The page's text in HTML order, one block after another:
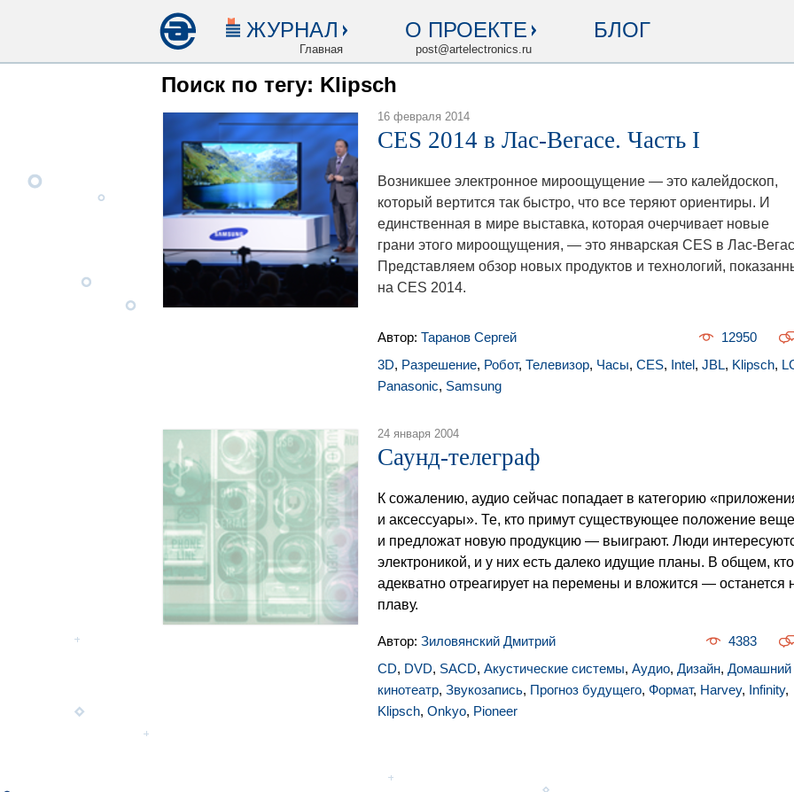
ЖУРНАЛ
Главная
О ПРОЕКТЕ
post@artelectronics.ru
БЛОГ
Поиск по тегу: Klipsch
16 февраля 2014
CES 2014 в Лас-Вегасе. Часть I
Возникшее электронное мироощущение — это калейдоскоп,
который вертится так быстро, что все теряют ориентиры. И
единственная в мире выставка, которая очерчивает новые
грани этого мироощущения, — это январская CES в Лас-
Представляем обзор новых продуктов и технологий,
на CES 2014.
Автор: Таранов Сергей
12950
3D, Разрешение, Робот, Телевизор, Часы, CES, Intel, JBL, Klipsch,
Panasonic, Samsung
24 января 2004
Саунд-телеграф
К сожалению, аудио сейчас попадает в категорию
и аксессуары». Те, кто примут существующее положение
и предложат новую продукцию — выиграют. Люди
электроникой, и у них есть далеко идущие планы. В общем, кто
адекватно отреагирует на перемены и вложится — останется
плаву.
Автор: Зиловянский Дмитрий
4383
CD, DVD, SACD, Акустические системы, Аудио, Дизайн, Домашний
кинотеатр, Звукозапись, Прогноз будущего, Формат, Harvey, Infinity,
Klipsch, Onkyo, Pioneer